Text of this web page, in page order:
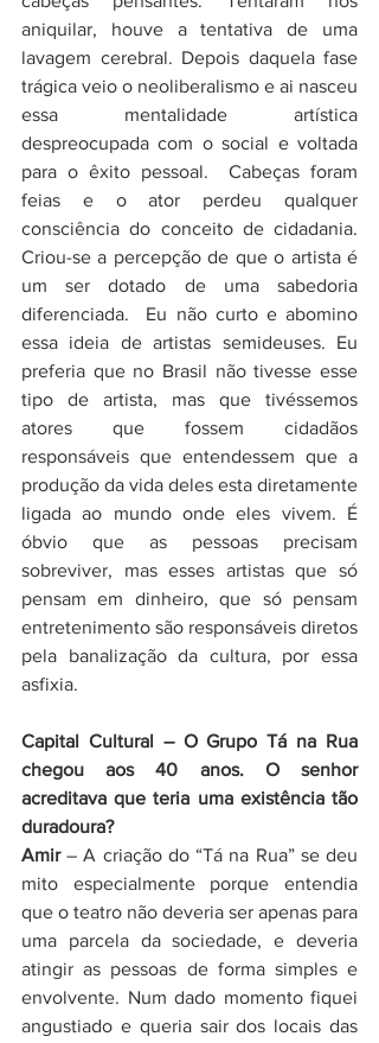
aniquilar, houve a tentativa de uma
lavagem cerebral. Depois daquela fase
trágica veio o neoliberalismo e ai nasceu
essa mentalidade artística
despreocupada com o social e voltada
para o êxito pessoal.  Cabeças foram
feias e o ator perdeu qualquer
consciência do conceito de cidadania.
Criou-se a percepção de que o artista é
um ser dotado de uma sabedoria
diferenciada.  Eu não curto e abomino
essa ideia de artistas semideuses. Eu
preferia que no Brasil não tivesse esse
tipo de artista, mas que tivéssemos
atores que fossem cidadãos
responsáveis que entendessem que a
produção da vida deles esta diretamente
ligada ao mundo onde eles vivem. É
óbvio que as pessoas precisam
sobreviver, mas esses artistas que só
pensam em dinheiro, que só pensam
entretenimento são responsáveis diretos
pela banalização da cultura, por essa
asfixia.
Capital Cultural – O Grupo Tá na Rua
chegou aos 40 anos. O senhor
acreditava que teria uma existência tão
duradoura?
Amir – A criação do “Tá na Rua” se deu
mito especialmente porque entendia
que o teatro não deveria ser apenas para
uma parcela da sociedade, e deveria
atingir as pessoas de forma simples e
envolvente. Num dado momento fiquei
angustiado e queria sair dos locais das